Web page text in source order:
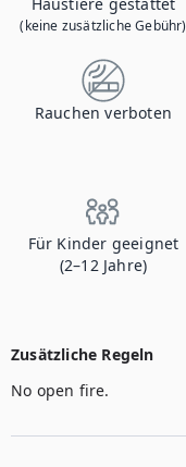
(keine zusätzliche Gebühr)
Rauchen verboten
Für Kinder geeignet
(2–12 Jahre)
Zusätzliche Regeln
No open fire.